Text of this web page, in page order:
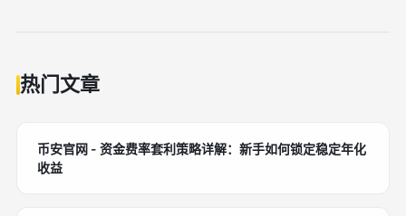
热门文章
币安官网 - 资金费率套利策略详解：新手如何锁定稳定年化
收益